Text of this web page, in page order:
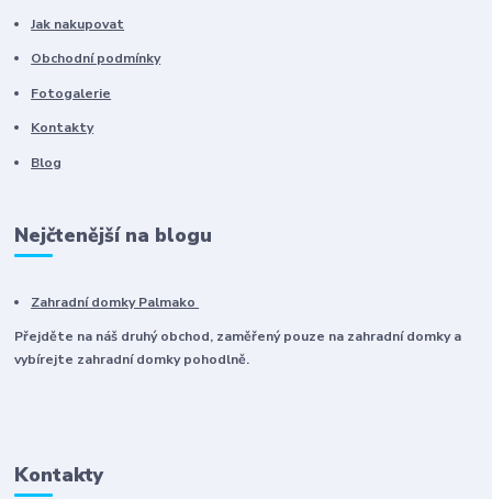
Jak nakupovat
Obchodní podmínky
Fotogalerie
Kontakty
Blog
Nejčtenější na blogu
Zahradní domky Palmako
Přejděte na náš druhý obchod, zaměřený pouze na zahradní domky a
vybírejte zahradní domky pohodlně.
Kontakty